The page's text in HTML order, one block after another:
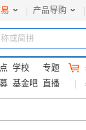
产品导购
或简拼
学校
专题
基金吧 直播